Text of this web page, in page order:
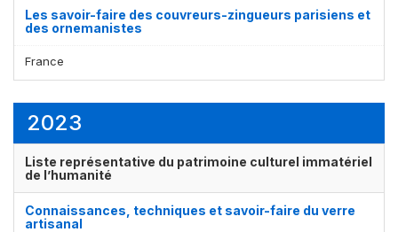
Les savoir-faire des couvreurs-zingueurs parisiens et
des ornemanistes
France
2023
Liste représentative du patrimoine culturel immatériel
de l’humanité
Connaissances, techniques et savoir-faire du verre
artisanal